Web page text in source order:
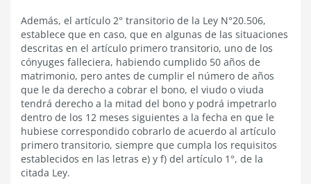
Además, el artículo 2° transitorio de la Ley N°20.506,
establece que en caso, que en algunas de las situaciones
descritas en el artículo primero transitorio, uno de los
cónyuges falleciera, habiendo cumplido 50 años de
matrimonio, pero antes de cumplir el número de años
que le da derecho a cobrar el bono, el viudo o viuda
tendrá derecho a la mitad del bono y podrá impetrarlo
dentro de los 12 meses siguientes a la fecha en que le
hubiese correspondido cobrarlo de acuerdo al artículo
primero transitorio, siempre que cumpla los requisitos
establecidos en las letras e) y f) del artículo 1°, de la
citada Ley.